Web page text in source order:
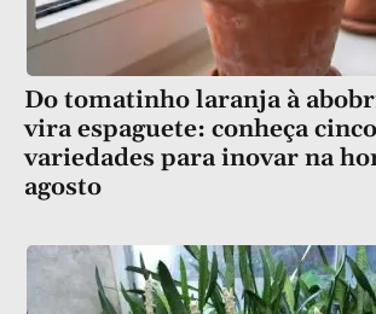
Do tomatinho laranja à
vira espaguete: conheça cinco
variedades para inovar na
agosto